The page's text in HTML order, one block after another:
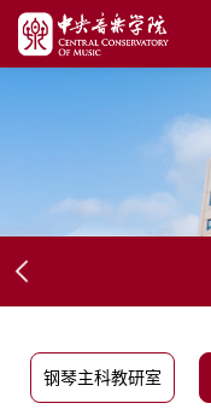
钢琴主科教研室